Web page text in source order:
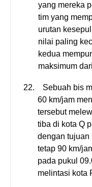
yang mereka
tim yang
urutan
nilai paling
kedua
maksimum
22.
Sebuah bis
60 km/jam
tersebut
tiba di kota Q
dengan tujuan
tetap 90 km/
pada pukul
melintasi kota